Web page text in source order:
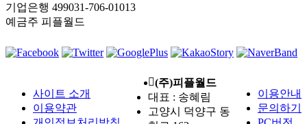
기업은행 499031-706-01013
예금주 피플월드
사이트 소개
이용약관
이용안내
문의하기
(주)피플월드
대표 : 송혜림
고양시 덕양구 동